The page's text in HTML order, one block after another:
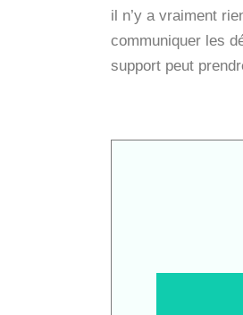
il n’y a vraiment
communiquer les
support peut